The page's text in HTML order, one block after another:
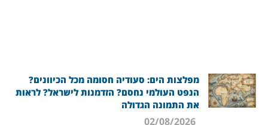
מפלצות הים: סעודיה חסומה מכל הכיוונים?
הנפט העולמי נחסם? הזדמנות לישראל? לראות
את התמונה הגדולה